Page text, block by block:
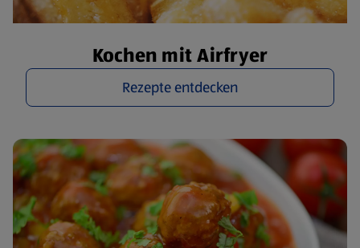
Kochen mit Airfryer
Rezepte entdecken